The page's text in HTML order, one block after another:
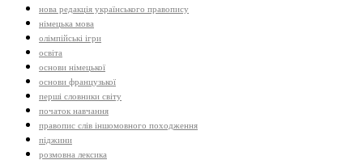
нова редакція українського правопису
німецька мова
олімпійські ігри
освіта
основи німецької
основи французької
перші словники світу
початок навчання
правопис слів іншомовного походження
піджини
розмовна лексика